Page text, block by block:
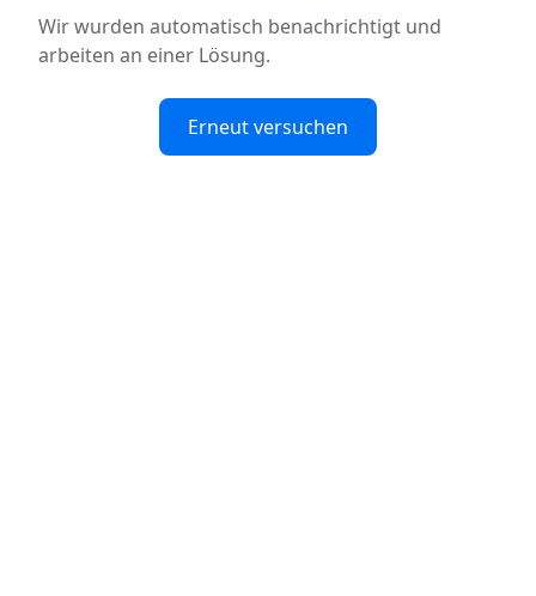
Wir wurden automatisch benachrichtigt und
arbeiten an einer Lösung.
Erneut versuchen